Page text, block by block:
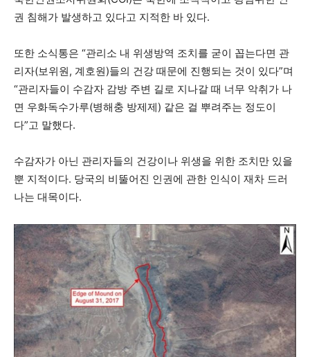
권 침해가 발생하고 있다고 지적한 바 있다.
또한 소식통은 “관리소 내 위생방역 조치를 굳이 꼽는다면 관
리자(보위원, 계호원)들의 건강 때문에 진행되는 것이 있다”며
“관리자들이 수감자 감방 주변 길로 지나갈 때 너무 악취가 나
면 우화독수가루(병해충 방제제) 같은 걸 뿌려주는 정도이
다”고 말했다.
수감자가 아닌 관리자들의 건강이나 위생을 위한 조치만 있을
뿐 지적이다. 당국의 비뚤어진 인권에 관한 인식이 재차 드러
나는 대목이다.